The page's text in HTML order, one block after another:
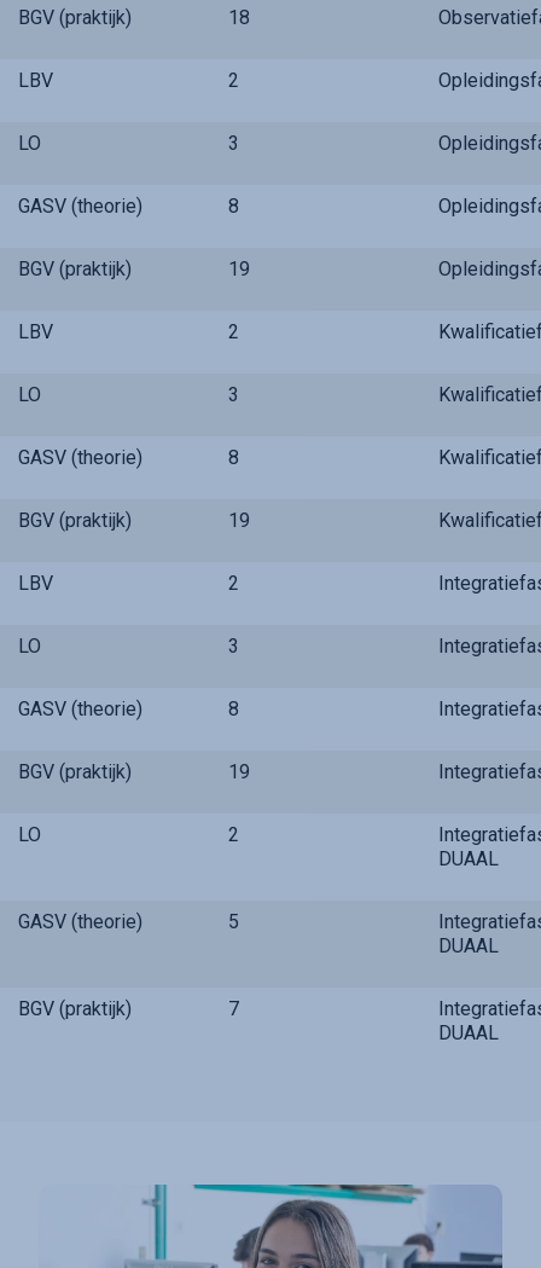
BGV (praktijk) 18
LBV 2
LO 3
GASV (theorie) 8
BGV (praktijk) 19
LBV 2
LO 3
GASV (theorie) 8
BGV (praktijk) 19
LBV 2
LO 3
GASV (theorie) 8
BGV (praktijk) 19
LO 2
DUAAL
GASV (theorie) 5
DUAAL
BGV (praktijk) 7
DUAAL